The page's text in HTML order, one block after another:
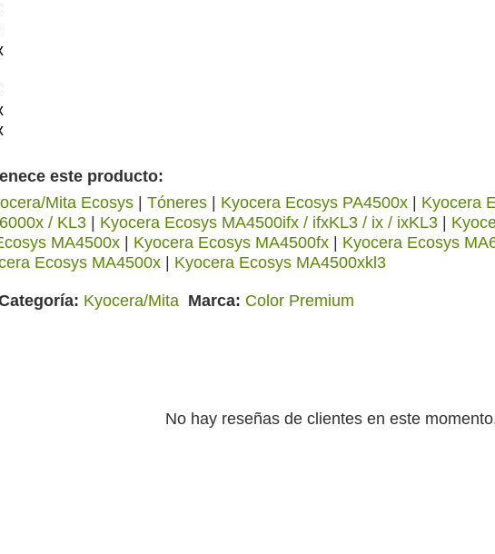
este producto:
Mita Ecosys Tóneres Kyocera Ecosys PA4500x Kyocera
/ KL3 Kyocera Ecosys MA4500ifx / ifxKL3 / ix / ixKL3
MA4500x Kyocera Ecosys MA4500fx Kyocera Ecosys
Ecosys MA4500x Kyocera Ecosys MA4500xkl3
Kyocera/Mita Marca Color Premium
No hay reseñas de clientes en este